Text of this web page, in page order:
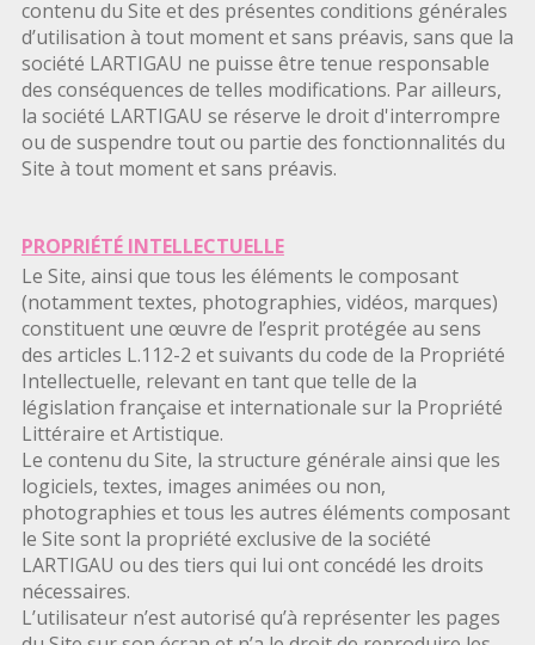
contenu du Site et des présentes conditions générales
d’utilisation à tout moment et sans préavis, sans que la
société LARTIGAU ne puisse être tenue responsable
des conséquences de telles modifications. Par ailleurs,
la société LARTIGAU se réserve le droit d'interrompre
ou de suspendre tout ou partie des fonctionnalités du
Site à tout moment et sans préavis.
PROPRIÉTÉ INTELLECTUELLE
Le Site, ainsi que tous les éléments le composant
(notamment textes, photographies, vidéos, marques)
constituent une œuvre de l’esprit protégée au sens
des articles L.112-2 et suivants du code de la Propriété
Intellectuelle, relevant en tant que telle de la
législation française et internationale sur la Propriété
Littéraire et Artistique.
Le contenu du Site, la structure générale ainsi que les
logiciels, textes, images animées ou non,
photographies et tous les autres éléments composant
le Site sont la propriété exclusive de la société
LARTIGAU ou des tiers qui lui ont concédé les droits
nécessaires.
L’utilisateur n’est autorisé qu’à représenter les pages